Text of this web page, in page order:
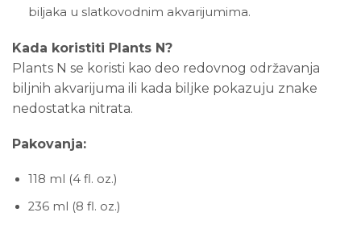
biljaka u slatkovodnim akvarijumima.
Kada koristiti Plants N?
Plants N se koristi kao deo redovnog održavanja
biljnih akvarijuma ili kada biljke pokazuju znake
nedostatka nitrata.
Pakovanja:
118 ml (4 fl. oz.)
236 ml (8 fl. oz.)